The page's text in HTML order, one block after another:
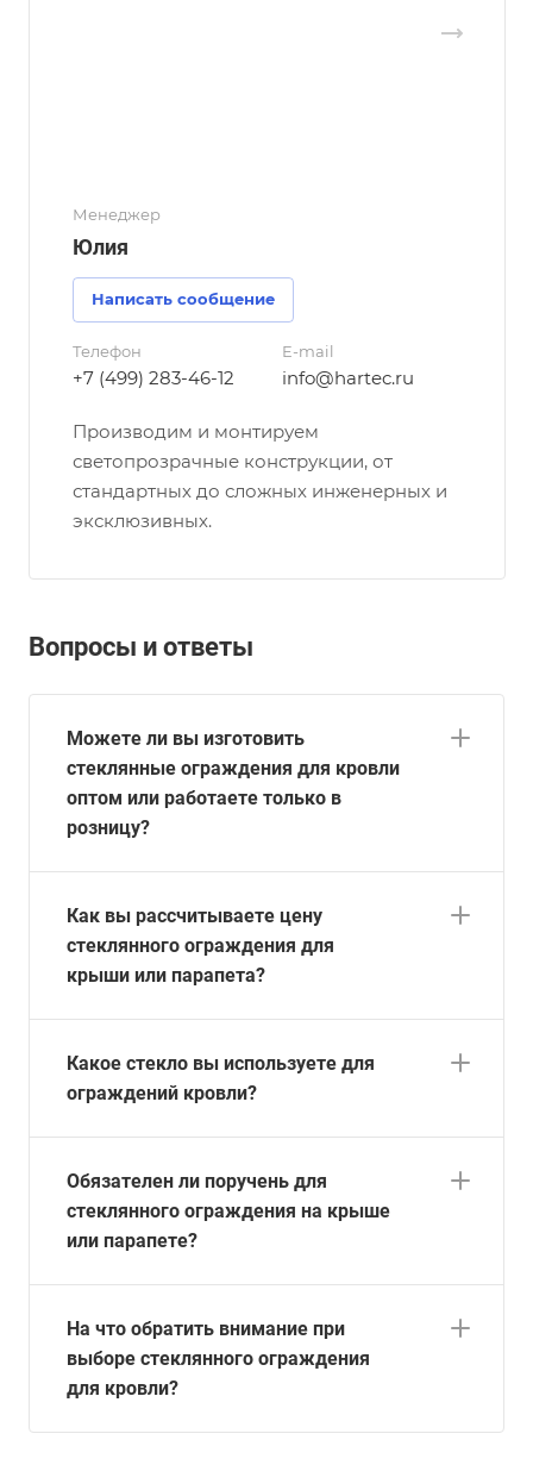
Менеджер
Юлия
Написать сообщение
Телефон
+7 (499) 283-46-12
E-mail
info@hartec.ru
Производим и монтируем
светопрозрачные конструкции, от
стандартных до сложных инженерных и
эксклюзивных.
Вопросы и ответы
Можете ли вы изготовить
стеклянные ограждения для кровли
оптом или работаете только в
розницу?
Как вы рассчитываете цену
стеклянного ограждения для
крыши или парапета?
Какое стекло вы используете для
ограждений кровли?
Обязателен ли поручень для
стеклянного ограждения на крыше
или парапете?
На что обратить внимание при
выборе стеклянного ограждения
для кровли?